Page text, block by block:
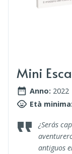
Mini
Anno: 2022
Età minima:
¿Serás
antiguos